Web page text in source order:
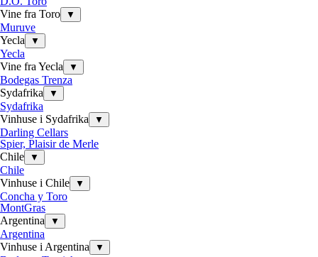
Vine fra Toro
▼
Muruve
Yecla
▼
Yecla
Vine fra Yecla
▼
Bodegas Trenza
Sydafrika
▼
Sydafrika
Vinhuse i Sydafrika
▼
Darling Cellars
Spier, Plaisir de Merle
Chile
▼
Chile
Vinhuse i Chile
▼
Concha y Toro
MontGras
Argentina
▼
Argentina
Vinhuse i Argentina
▼